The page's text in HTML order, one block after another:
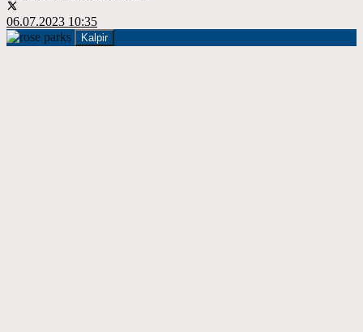
06.07.2023 10:35
Kalpir